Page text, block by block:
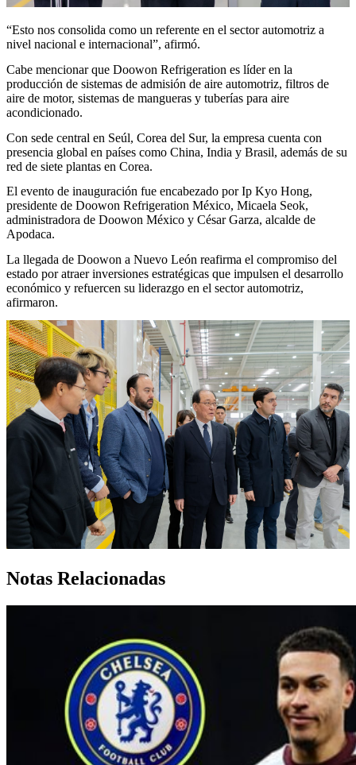
“Esto nos consolida como un referente en el sector automotriz a
nivel nacional e internacional”, afirmó.
Cabe mencionar que Doowon Refrigeration es líder en la
producción de sistemas de admisión de aire automotriz, filtros de
aire de motor, sistemas de mangueras y tuberías para aire
acondicionado.
Con sede central en Seúl, Corea del Sur, la empresa cuenta con
presencia global en países como China, India y Brasil, además de su
red de siete plantas en Corea.
El evento de inauguración fue encabezado por Ip Kyo Hong,
presidente de Doowon Refrigeration México, Micaela Seok,
administradora de Doowon México y César Garza, alcalde de
Apodaca.
La llegada de Doowon a Nuevo León reafirma el compromiso del
estado por atraer inversiones estratégicas que impulsen el desarrollo
económico y refuercen su liderazgo en el sector automotriz,
afirmaron.
Notas Relacionadas